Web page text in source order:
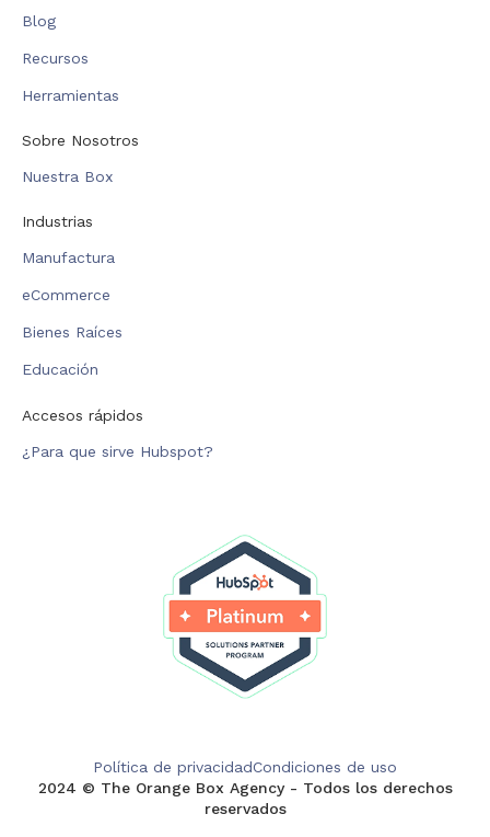
Blog
Recursos
Herramientas
Sobre Nosotros
Nuestra Box
Industrias
Manufactura
eCommerce
Bienes Raíces
Educación
Accesos rápidos
¿Para que sirve Hubspot?
2024 © The Orange Box Agency - Todos los derechos
reservados
Política de privacidadCondiciones de uso